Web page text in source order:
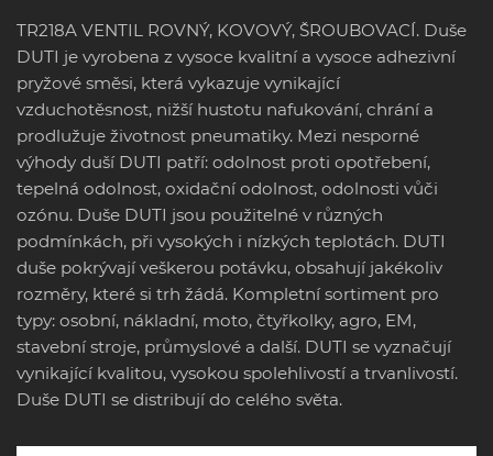
TR218A VENTIL ROVNÝ, KOVOVÝ, ŠROUBOVACÍ. Duše
DUTI je vyrobena z vysoce kvalitní a vysoce adhezivní
pryžové směsi, která vykazuje vynikající
vzduchotěsnost, nižší hustotu nafukování, chrání a
prodlužuje životnost pneumatiky. Mezi nesporné
výhody duší DUTI patří: odolnost proti opotřebení,
tepelná odolnost, oxidační odolnost, odolnosti vůči
ozónu. Duše DUTI jsou použitelné v různých
podmínkách, při vysokých i nízkých teplotách. DUTI
duše pokrývají veškerou potávku, obsahují jakékoliv
rozměry, které si trh žádá. Kompletní sortiment pro
typy: osobní, nákladní, moto, čtyřkolky, agro, EM,
stavební stroje, průmyslové a další. DUTI se vyznačují
vynikající kvalitou, vysokou spolehlivostí a trvanlivostí.
Duše DUTI se distribují do celého světa.